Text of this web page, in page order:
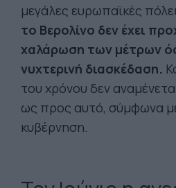
μεγάλες ευρωπαϊκές
το Βερολίνο δεν έχει
χαλάρωση των μέτρων
νυχτερινή διασκέδαση.
του χρόνου δεν
ως προς αυτό, σύμφωνα
κυβέρνηση.